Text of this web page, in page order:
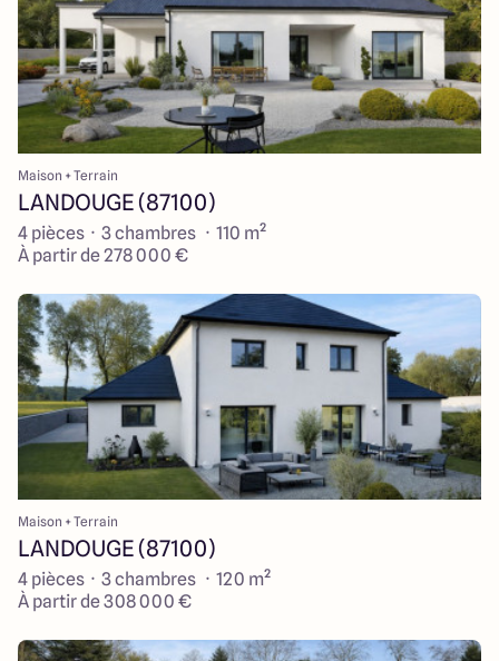
Maison + Terrain
LANDOUGE (87100)
4 pièces · 3 chambres · 110 m²
À partir de 278 000 €
Maison + Terrain
LANDOUGE (87100)
4 pièces · 3 chambres · 120 m²
À partir de 308 000 €